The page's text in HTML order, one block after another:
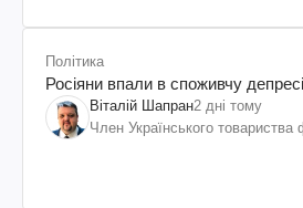
Політика
Росіяни впали в споживчу
Віталій Шапран2 дні тому
Член Українського товариства